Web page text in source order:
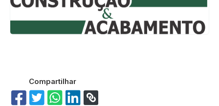
Compartilhar